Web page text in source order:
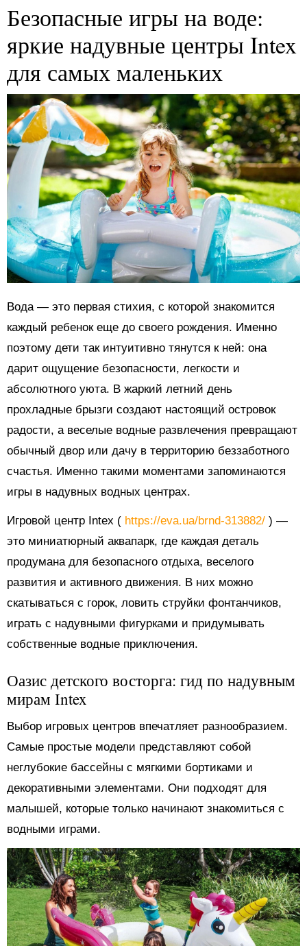
Безопасные игры на воде:
яркие надувные центры Intex
для самых маленьких
Вода — это первая стихия, с которой знакомится
каждый ребенок еще до своего рождения. Именно
поэтому дети так интуитивно тянутся к ней: она
дарит ощущение безопасности, легкости и
абсолютного уюта. В жаркий летний день
прохладные брызги создают настоящий островок
радости, а веселые водные развлечения превращают
обычный двор или дачу в территорию беззаботного
счастья. Именно такими моментами запоминаются
игры в надувных водных центрах.
Игровой центр Intex ( https://eva.ua/brnd-313882/ ) —
это миниатюрный аквапарк, где каждая деталь
продумана для безопасного отдыха, веселого
развития и активного движения. В них можно
скатываться с горок, ловить струйки фонтанчиков,
играть с надувными фигурками и придумывать
собственные водные приключения.
Оазис детского восторга: гид по надувным
мирам Intex
Выбор игровых центров впечатляет разнообразием.
Самые простые модели представляют собой
неглубокие бассейны с мягкими бортиками и
декоративными элементами. Они подходят для
малышей, которые только начинают знакомиться с
водными играми.